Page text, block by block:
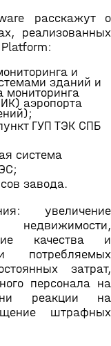
расскажут о
реализованных
и
зданий и
аэропорта
ГУП ТЭК СПБ
система
завода.
увеличение
качества и
потребляемых
затрат,
персонала на
реакции на
штрафных